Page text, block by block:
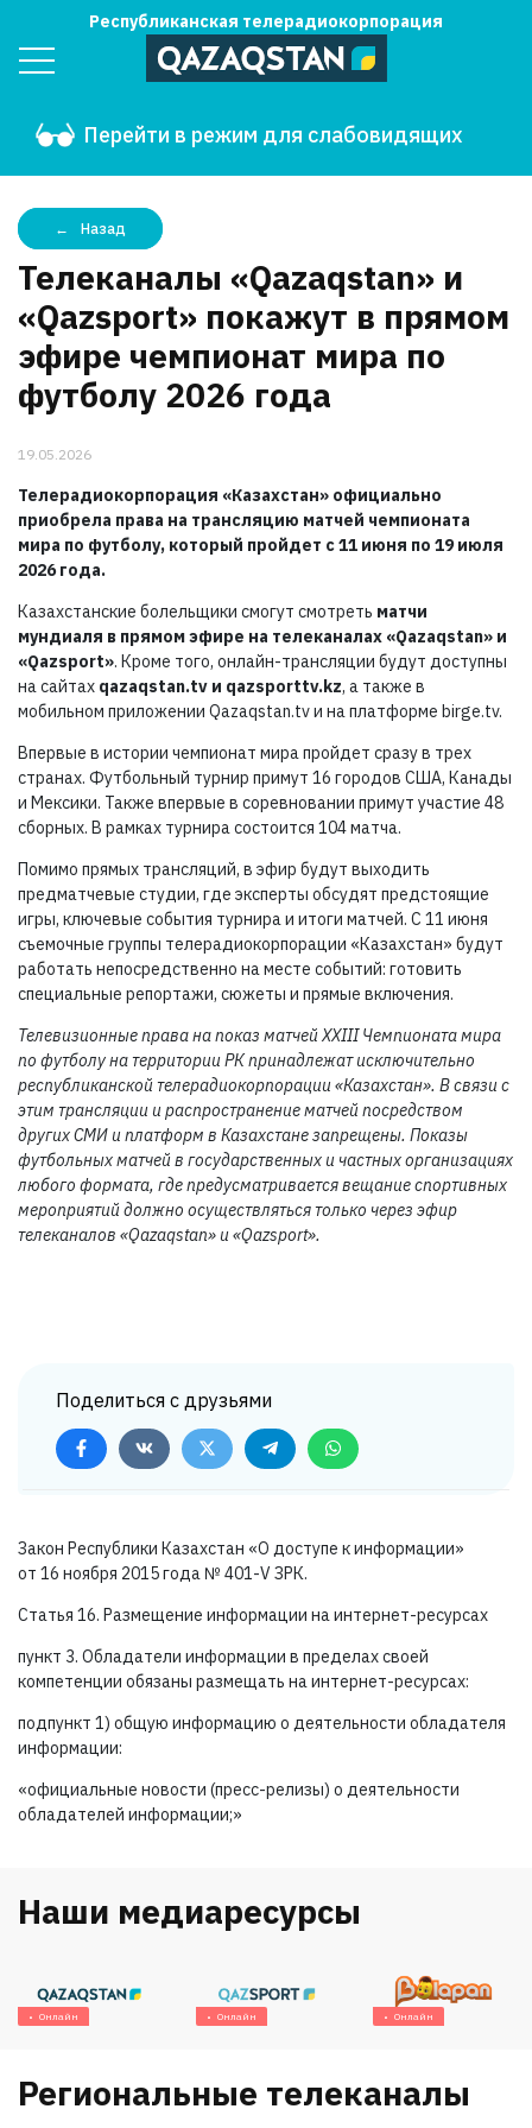
Республиканская телерадиокорпорация
Перейти в режим для слабовидящих
Назад
Телеканалы «Qazaqstan» и
«Qazsport» покажут в прямом
эфире чемпионат мира по
футболу 2026 года
19.05.2026
Телерадиокорпорация «Казахстан» официально
приобрела права на трансляцию матчей чемпионата
мира по футболу, который пройдет с 11 июня по 19 июля
2026 года.
Казахстанские болельщики смогут смотреть матчи
мундиаля в прямом эфире на телеканалах «Qazaqstan» и
«Qazsport». Кроме того, онлайн-трансляции будут доступны
на сайтах qazaqstan.tv и qazsporttv.kz, а также в
мобильном приложении Qazaqstan.tv и на платформе birge.tv.
Впервые в истории чемпионат мира пройдет сразу в трех
странах. Футбольный турнир примут 16 городов США, Канады
и Мексики. Также впервые в соревновании примут участие 48
сборных. В рамках турнира состоится 104 матча.
Помимо прямых трансляций, в эфир будут выходить
предматчевые студии, где эксперты обсудят предстоящие
игры, ключевые события турнира и итоги матчей. С 11 июня
съемочные группы телерадиокорпорации «Казахстан» будут
работать непосредственно на месте событий: готовить
специальные репортажи, сюжеты и прямые включения.
Телевизионные права на показ матчей XXIII Чемпионата мира
по футболу на территории РК принадлежат исключительно
республиканской телерадиокорпорации «Казахстан». В связи с
этим трансляции и распространение матчей посредством
других СМИ и платформ в Казахстане запрещены. Показы
футбольных матчей в государственных и частных организациях
любого формата, где предусматривается вещание спортивных
мероприятий должно осуществляться только через эфир
телеканалов «Qazaqstan» и «Qazsport».
Поделиться с друзьями
Закон Республики Казахстан «О доступе к информации»
от 16 ноября 2015 года № 401-V ЗРК.
Статья 16. Размещение информации на интернет-ресурсах
пункт 3. Обладатели информации в пределах своей
компетенции обязаны размещать на интернет-ресурсах:
подпункт 1) общую информацию о деятельности обладателя
информации:
«официальные новости (пресс-релизы) о деятельности
обладателей информации;»
Наши медиаресурсы
Онлайн Онлайн Онлайн
Региональные телеканалы